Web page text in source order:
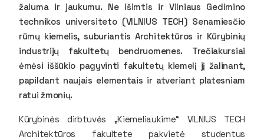
žaluma ir jaukumu. Ne išimtis ir Vilniaus Gedimino
technikos universiteto (VILNIUS TECH) Senamiesčio
rūmų kiemelis, suburiantis Architektūros ir Kūrybinių
industrijų fakultetų bendruomenes. Trečiakursiai
ėmėsi iššūkio pagyvinti fakultetų kiemelį jį žalinant,
papildant naujais elementais ir atveriant platesniam
ratui žmonių.
Kūrybinės dirbtuvės „Kiemeliaukime“ VILNIUS TECH
Architektūros fakultete pakvietė studentus